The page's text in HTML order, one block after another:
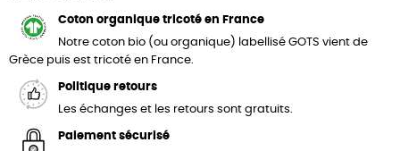
Coton organique tricoté en France
Notre coton bio (ou organique) labellisé GOTS vient de
Grèce puis est tricoté en France.
Politique retours
Les échanges et les retours sont gratuits.
Paiement sécurisé